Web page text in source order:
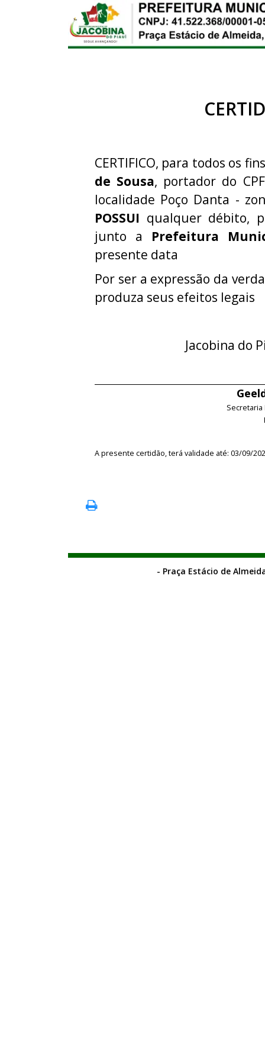
CERTIFICO, para todos os
de Sousa, portador do
localidade Poço Danta -
POSSUI qualquer débito,
junto a Prefeitura
presente data
Por ser a expressão da
produza seus efeitos legais
Jacobina do
A presente certidão, terá validade até: 03/09/
- Praça Estácio de